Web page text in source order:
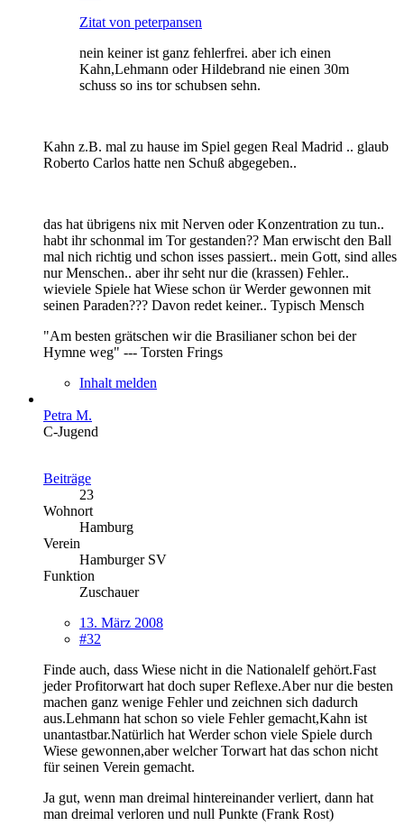
Zitat von peterpansen
nein keiner ist ganz fehlerfrei. aber ich einen
Kahn,Lehmann oder Hildebrand nie einen 30m
schuss so ins tor schubsen sehn.
Kahn z.B. mal zu hause im Spiel gegen Real Madrid .. glaub
Roberto Carlos hatte nen Schuß abgegeben..
das hat übrigens nix mit Nerven oder Konzentration zu tun..
habt ihr schonmal im Tor gestanden?? Man erwischt den Ball
mal nich richtig und schon isses passiert.. mein Gott, sind alles
nur Menschen.. aber ihr seht nur die (krassen) Fehler..
wieviele Spiele hat Wiese schon ür Werder gewonnen mit
seinen Paraden??? Davon redet keiner.. Typisch Mensch
"Am besten grätschen wir die Brasilianer schon bei der
Hymne weg" --- Torsten Frings
Inhalt melden
Petra M.
C-Jugend
Beiträge
23
Wohnort
Hamburg
Verein
Hamburger SV
Funktion
Zuschauer
13. März 2008
#32
Finde auch, dass Wiese nicht in die Nationalelf gehört.Fast
jeder Profitorwart hat doch super Reflexe.Aber nur die besten
machen ganz wenige Fehler und zeichnen sich dadurch
aus.Lehmann hat schon so viele Fehler gemacht,Kahn ist
unantastbar.Natürlich hat Werder schon viele Spiele durch
Wiese gewonnen,aber welcher Torwart hat das schon nicht
für seinen Verein gemacht.
Ja gut, wenn man dreimal hintereinander verliert, dann hat
man dreimal verloren und null Punkte (Frank Rost)